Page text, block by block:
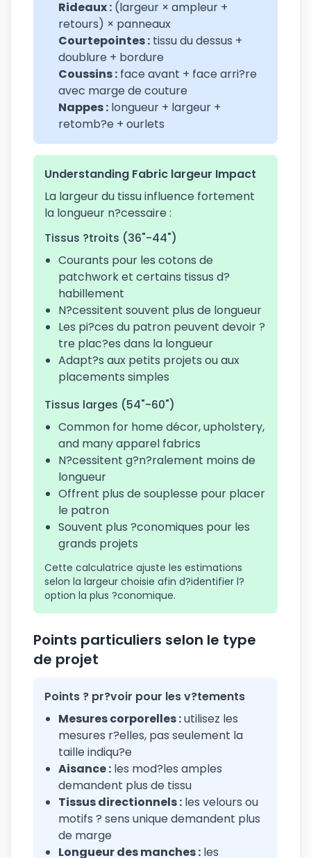
Rideaux : (largeur × ampleur +
retours) × panneaux
Courtepointes : tissu du dessus +
doublure + bordure
Coussins : face avant + face arri?re
avec marge de couture
Nappes : longueur + largeur +
retomb?e + ourlets
Understanding Fabric largeur Impact
La largeur du tissu influence fortement
la longueur n?cessaire :
Tissus ?troits (36"-44")
Courants pour les cotons de
patchwork et certains tissus d?
habillement
N?cessitent souvent plus de longueur
Les pi?ces du patron peuvent devoir ?
tre plac?es dans la longueur
Adapt?s aux petits projets ou aux
placements simples
Tissus larges (54"-60")
Common for home décor, upholstery,
and many apparel fabrics
N?cessitent g?n?ralement moins de
longueur
Offrent plus de souplesse pour placer
le patron
Souvent plus ?conomiques pour les
grands projets
Cette calculatrice ajuste les estimations
selon la largeur choisie afin d?identifier l?
option la plus ?conomique.
Points particuliers selon le type
de projet
Points ? pr?voir pour les v?tements
Mesures corporelles :utilisez les
mesures r?elles, pas seulement la
taille indiqu?e
Aisance : les mod?les amples
demandent plus de tissu
Tissus directionnels : les velours ou
motifs ? sens unique demandent plus
de marge
Longueur des manches : les